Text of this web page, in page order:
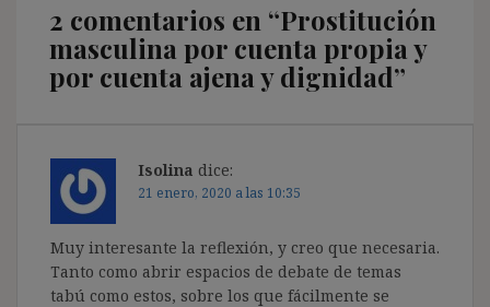
2 comentarios en “Prostitución
masculina por cuenta propia y
por cuenta ajena y dignidad”
Isolina dice:
21 enero, 2020 a las 10:35
Muy interesante la reflexión, y creo que necesaria.
Tanto como abrir espacios de debate de temas
tabú como estos, sobre los que fácilmente se